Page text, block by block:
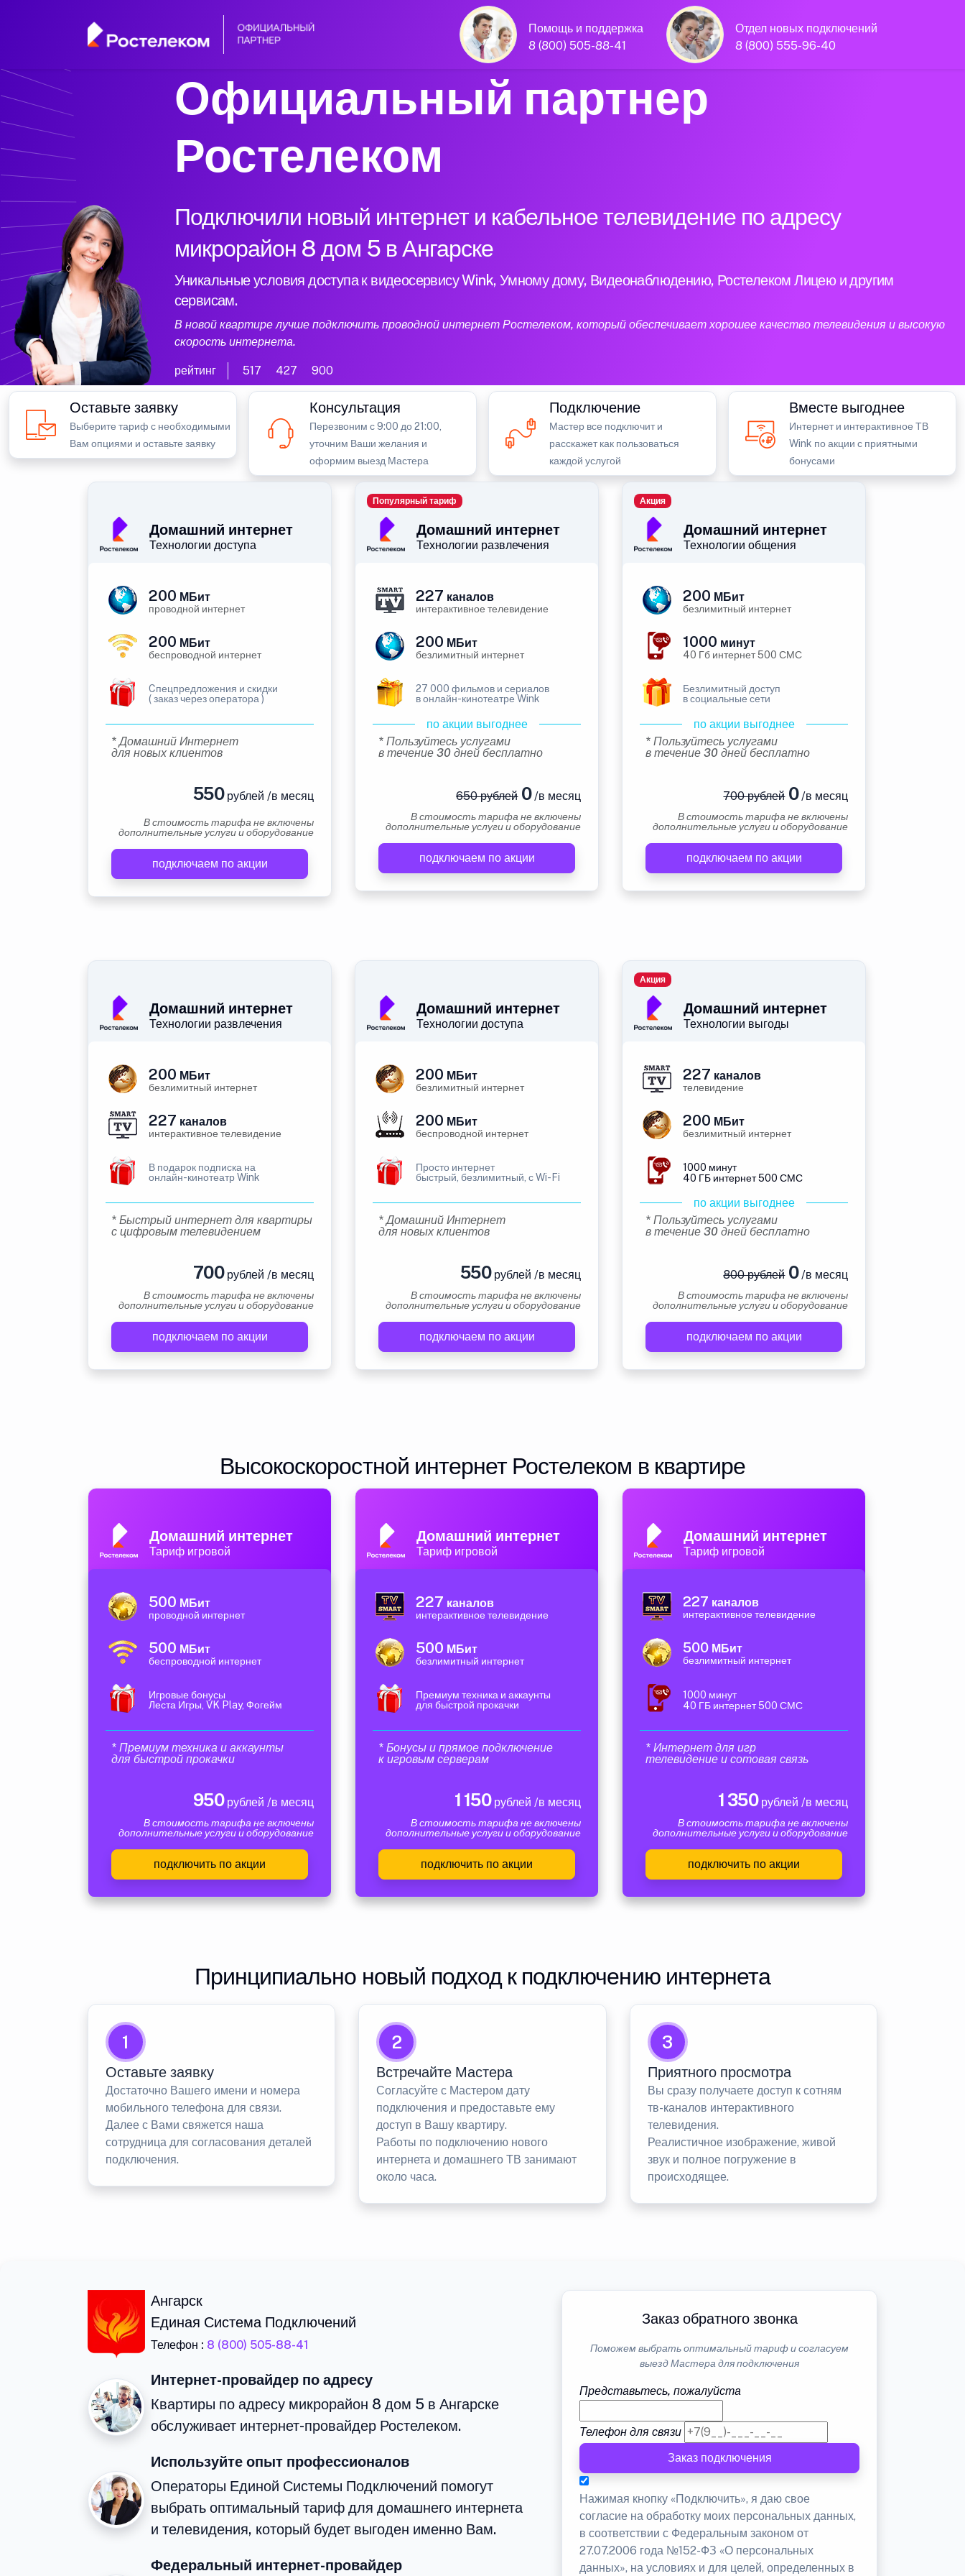
Помощь и поддержка
8 (800) 505-88-41
Отдел новых подключений
8 (800) 555-96-40
Официальный партнер
Ростелеком
Подключили новый интернет и кабельное телевидение по адресу
микрорайон 8 дом 5 в Ангарске
Уникальные условия доступа к видеосервису Wink, Умному дому, Видеонаблюдению, Ростелеком Лицею и другим
сервисам.
В новой квартире лучше подключить проводной интернет Ростелеком, который обеспечивает хорошее качество телевидения и высокую
скорость интернета.
рейтинг 517 427 900
Оставьте заявку
Выберите тариф с необходимыми
Вам опциями и оставьте заявку
Консультация
Перезвоним с 9:00 до 21:00,
уточним Ваши желания и
оформим выезд Мастера
Подключение
Мастер все подключит и
расскажет как пользоваться
каждой услугой
Вместе выгоднее
Интернет и интерактивное ТВ
Wink по акции с приятными
бонусами
Домашний интернет
Технологии доступа
200 МБит
проводной интернет
200 МБит
беспроводной интернет
Cпецпредложения и скидки
( заказ через оператора )
* Домашний Интернет
для новых клиентов
550рублей /в месяц
В стоимость тарифа не включены
дополнительные услуги и оборудование
подключаем по акции
Домашний интернет
Технологии развлечения
Популярный тариф
227 каналов
интерактивное телевидение
200 МБит
безлимитный интернет
27 000 фильмов и сериалов
в онлайн-кинотеатре Wink
по акции выгоднее
* Пользуйтесь услугами
в течение 30 дней бесплатно
650 рублей0/в месяц
В стоимость тарифа не включены
дополнительные услуги и оборудование
подключаем по акции
Домашний интернет
Технологии общения
Акция
200 МБит
безлимитный интернет
1000 минут
40 Гб интернет 500 СМС
Безлимитный доступ
в социальные сети
по акции выгоднее
* Пользуйтесь услугами
в течение 30 дней бесплатно
700 рублей0/в месяц
В стоимость тарифа не включены
дополнительные услуги и оборудование
подключаем по акции
Домашний интернет
Технологии развлечения
200 МБит
безлимитный интернет
227 каналов
интерактивное телевидение
В подарок подписка на
онлайн-кинотеатр Wink
* Быстрый интернет для квартиры
с цифровым телевидением
700рублей /в месяц
В стоимость тарифа не включены
дополнительные услуги и оборудование
подключаем по акции
Домашний интернет
Технологии доступа
200 МБит
безлимитный интернет
200 МБит
беспроводной интернет
Просто интернет
быстрый, безлимитный, с Wi-Fi
* Домашний Интернет
для новых клиентов
550рублей /в месяц
В стоимость тарифа не включены
дополнительные услуги и оборудование
подключаем по акции
Домашний интернет
Технологии выгоды
Акция
227 каналов
телевидение
200 МБит
безлимитный интернет
1000 минут
40 ГБ интернет 500 СМС
по акции выгоднее
* Пользуйтесь услугами
в течение 30 дней бесплатно
800 рублей0/в месяц
В стоимость тарифа не включены
дополнительные услуги и оборудование
подключаем по акции
Высокоскоростной интернет Ростелеком в квартире
Домашний интернет
Тариф игровой
500 МБит
проводной интернет
500 МБит
беспроводной интернет
Игровые бонусы
Леста Игры, VK Play, Фогейм
* Премиум техника и аккаунты
для быстрой прокачки
950рублей /в месяц
В стоимость тарифа не включены
дополнительные услуги и оборудование
подключить по акции
Домашний интернет
Тариф игровой
227 каналов
интерактивное телевидение
500 МБит
безлимитный интернет
Премиум техника и аккаунты
для быстрой прокачки
* Бонусы и прямое подключение
к игровым серверам
1 150рублей /в месяц
В стоимость тарифа не включены
дополнительные услуги и оборудование
подключить по акции
Домашний интернет
Тариф игровой
227 каналов
интерактивное телевидение
500 МБит
безлимитный интернет
1000 минут
40 ГБ интернет 500 СМС
* Интернет для игр
телевидение и сотовая связь
1 350рублей /в месяц
В стоимость тарифа не включены
дополнительные услуги и оборудование
подключить по акции
Принципиально новый подход к подключению интернета
1
Оставьте заявку
Достаточно Вашего имени и номера
мобильного телефона для связи.
Далее с Вами свяжется наша
сотрудница для согласования деталей
подключения.
2
Встречайте Мастера
Согласуйте с Мастером дату
подключения и предоставьте ему
доступ в Вашу квартиру.
Работы по подключению нового
интернета и домашнего ТВ занимают
около часа.
3
Приятного просмотра
Вы сразу получаете доступ к сотням
тв-каналов интерактивного
телевидения.
Реалистичное изображение, живой
звук и полное погружение в
происходящее.
Ангарск
Единая Система Подключений
Телефон : 8 (800) 505-88-41
Интернет-провайдер по адресу
Квартиры по адресу микрорайон 8 дом 5 в Ангарске
обслуживает интернет-провайдер Ростелеком.
Используйте опыт профессионалов
Операторы Единой Системы Подключений помогут
выбрать оптимальный тариф для домашнего интернета
и телевидения, который будет выгоден именно Вам.
Федеральный интернет-провайдер
Заказ обратного звонка
Поможем выбрать оптимальный тариф и согласуем
выезд Мастера для подключения
Представьтесь, пожалуйста
Телефон для связи
Заказ подключения
Нажимая кнопку «Подключить», я даю свое
согласие на обработку моих персональных данных,
в соответствии с Федеральным законом от
27.07.2006 года №152-ФЗ «О персональных
данных», на условиях и для целей, определенных в